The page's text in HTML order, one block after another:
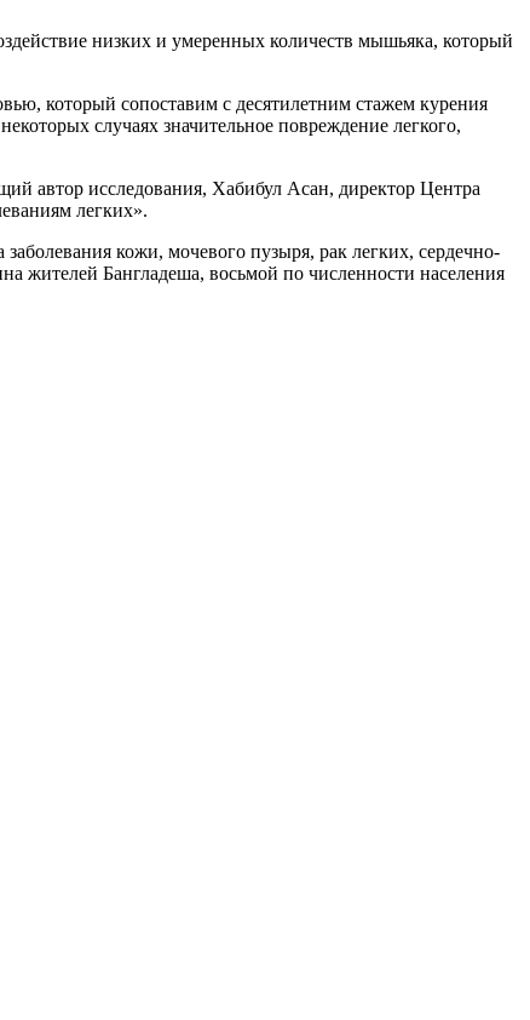
низких и умеренных количеств мышьяка, который
который сопоставим с десятилетним стажем курения
случаях значительное повреждение легкого,
автор исследования, Хабибул Асан, директор Центра
легких».
кожи, мочевого пузыря, рак легких, сердечно-
жителей Бангладеша, восьмой по численности населения